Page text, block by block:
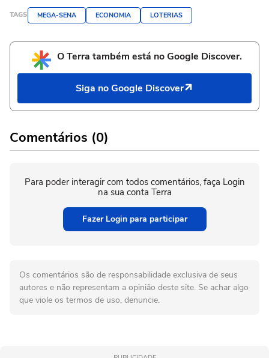
TAGS MEGA-SENA ECONOMIA LOTERIAS
O Terra também está no Google Discover.
Siga no Google Discover
Comentários (0)
Para poder interagir com todos comentários, faça Login
na sua conta Terra
Fazer Login para participar
Os comentários são de responsabilidade exclusiva de seus
autores e não representam a opinião deste site. Se achar algo
que viole os termos de uso, denuncie.